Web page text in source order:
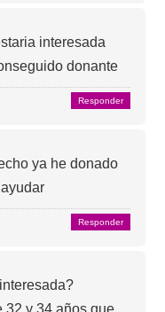
interesada
donante
Responder
ya he donado
Responder
32 y 34 años que